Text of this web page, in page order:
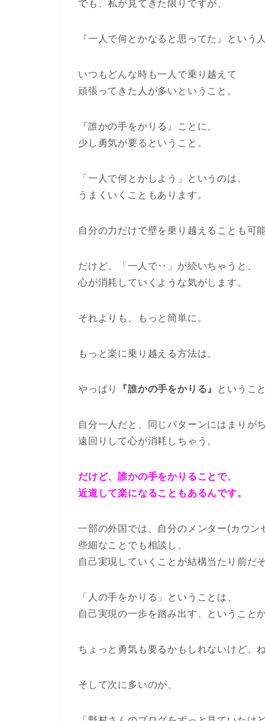
でも、私が見てきた限りですが、
『一人で何とかなると思ってた』という人
いつもどんな時も一人で乗り越えて
頑張ってきた人が多いということ。
『誰かの手をかりる』ことに、
少し勇気が要るということ。
「一人で何とかしよう」というのは、
うまくいくこともあります。
自分の力だけで壁を乗り越えることも可能
だけど、「一人で‥」が続いちゃうと、
心が消耗していくような気がします。
それよりも、もっと簡単に。
もっと楽に乗り越える方法は、
やっぱり 『誰かの手をかりる』 ということ
自分一人だと、同じパターンにはまりがち
遠回りして心が消耗しちゃう。
だけど、誰かの手をかりることで、
近道して楽になることもあるんです。
一部の外国では、自分のメンター(カウン
些細なことでも相談し、
自己実現していくことが結構当たり前だ
「人の手をかりる」ということは、
自己実現の一歩を踏み出す、ということ
ちょっと勇気も要るかもしれないけど、ね
そして次に多いのが、